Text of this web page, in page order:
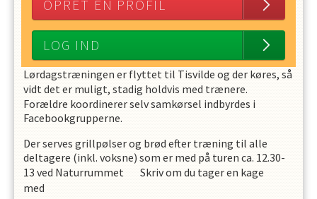
OPRET EN PROFIL
LOG IND
Lørdagstræningen er flyttet til Tisvilde og der køres, så
vidt det er muligt, stadig holdvis med trænere.
Forældre koordinerer selv samkørsel indbyrdes i
Facebookgrupperne.
Der serves grillpølser og brød efter træning til alle
deltagere (inkl. voksne) som er med på turen ca. 12.30-
13 ved Naturrummet Skriv om du tager en kage
med